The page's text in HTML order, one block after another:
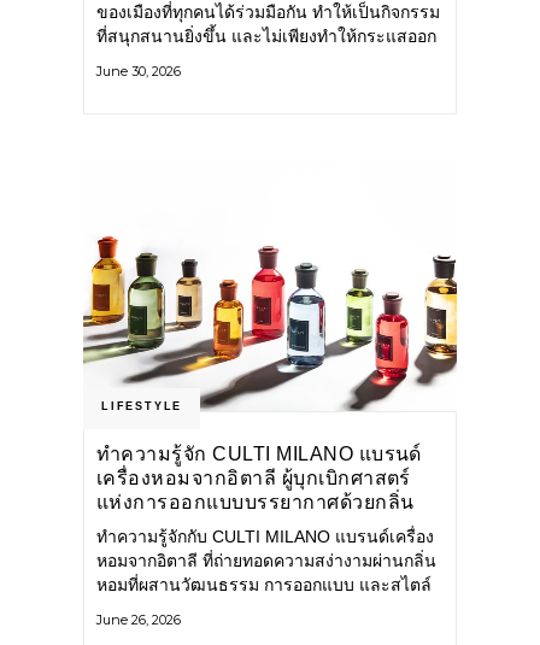
ของเมืองที่ทุกคนได้ร่วมมือกัน ทำให้เป็นกิจกรรม
ที่สนุกสนานยิ่งขึ้น และไม่เพียงทำให้กระแสออก
กระจายไปยังหลายพื้นที่ของประเทศที่อยากออก
June 30, 2026
LIFESTYLE
ทำความรู้จัก CULTI MILANO แบรนด์
เครื่องหอมจากอิตาลี ผู้บุกเบิกศาสตร์
แห่งการออกแบบบรรยากาศด้วยกลิ่น
หอม ผสานสไตล์อันโดดเด่นอย่างลงตัว
ทำความรู้จักกับ CULTI MILANO แบรนด์เครื่อง
หอมจากอิตาลี ที่ถ่ายทอดความสง่างามผ่านกลิ่น
หอมที่ผสานวัฒนธรรม การออกแบบ และสไตล์
แบรนด์เครื่องหอมระดับลักชัวรีดีไซน์เอกลักษณ์
June 26, 2026